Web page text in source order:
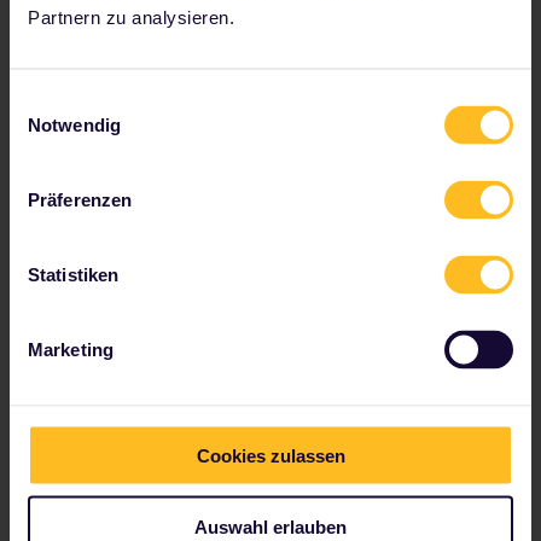
Partnern zu analysieren.
Notwendig
Präferenzen
Statistiken
Marketing
Cookies zulassen
Auswahl erlauben